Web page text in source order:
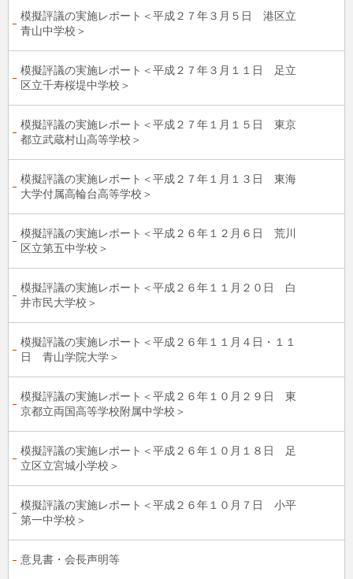
模擬評議の実施レポート＜平成２７年３月５日 港区立
青山中学校＞
模擬評議の実施レポート＜平成２７年３月１１日 足立
区立千寿桜堤中学校＞
模擬評議の実施レポート＜平成２７年１月１５日 東京
都立武蔵村山高等学校＞
模擬評議の実施レポート＜平成２７年１月１３日 東海
大学付属高輪台高等学校＞
模擬評議の実施レポート＜平成２６年１２月６日 荒川
区立第五中学校＞
模擬評議の実施レポート＜平成２６年１１月２０日 白
井市民大学校＞
模擬評議の実施レポート＜平成２６年１１月４日・１１
日 青山学院大学＞
模擬評議の実施レポート＜平成２６年１０月２９日 東
京都立両国高等学校附属中学校＞
模擬評議の実施レポート＜平成２６年１０月１８日 足
立区立宮城小学校＞
模擬評議の実施レポート＜平成２６年１０月７日 小平
第一中学校＞
意見書・会長声明等